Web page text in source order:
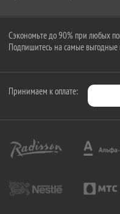
Сэкономьте до 90% при любых
Подпишитесь на самые
Принимаем к оплате: